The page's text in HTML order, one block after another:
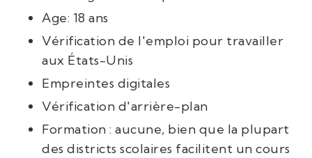
Age: 18 ans
Vérification de l'emploi pour travailler
aux États-Unis
Empreintes digitales
Vérification d'arrière-plan
Formation : aucune, bien que la plupart
des districts scolaires facilitent un cours